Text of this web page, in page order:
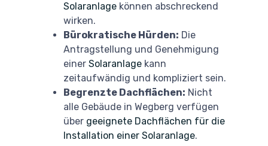
Solaranlage können abschreckend
wirken.
Bürokratische Hürden: Die
Antragstellung und Genehmigung
einerSolaranlage kann
zeitaufwändig und kompliziert sein.
Begrenzte Dachflächen: Nicht
alle Gebäude in Wegberg verfügen
über geeignete Dachflächen für die
Installation einer Solaranlage.